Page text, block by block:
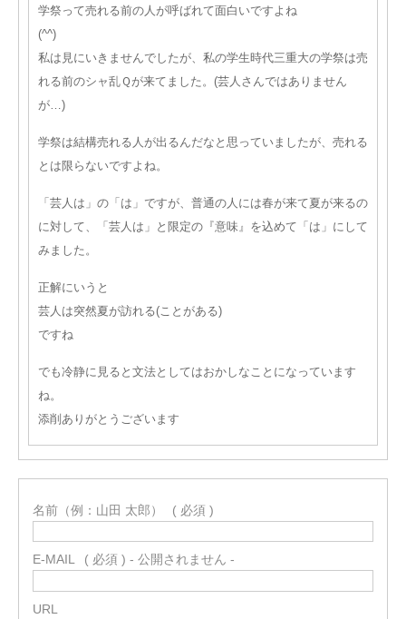
学祭って売れる前の人が呼ばれて面白いですよね
(^^)
私は見にいきませんでしたが、私の学生時代三重大の学祭は売
れる前のシャ乱Ｑが来てました。(芸人さんではありません
が…)
学祭は結構売れる人が出るんだなと思っていましたが、売れる
とは限らないですよね。
「芸人は」の「は」ですが、普通の人には春が来て夏が来るの
に対して、「芸人は」と限定の『意味』を込めて「は」にして
みました。
正解にいうと
芸人は突然夏が訪れる(ことがある)
ですね
でも冷静に見ると文法としてはおかしなことになっています
ね。
添削ありがとうございます
名前（例：山田 太郎） ( 必須 )
E-MAIL ( 必須 ) - 公開されません -
URL